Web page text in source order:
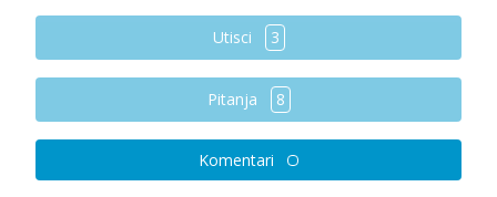
Utisci 3
Pitanja 8
Komentari